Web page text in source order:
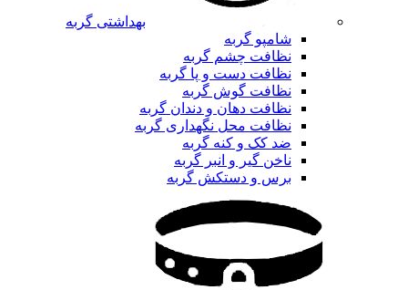
بهداشتی گربه
شامپو گربه
نظافت چشم گربه
نظافت دست و پا گربه
نظافت گوش گربه
نظافت دهان و دندان گربه
نظافت محل نگهداری گربه
ضد کک و کنه گربه
ناخن گیر و انبر گربه
برس و دستکش گربه